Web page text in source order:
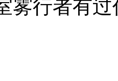
雾行者有